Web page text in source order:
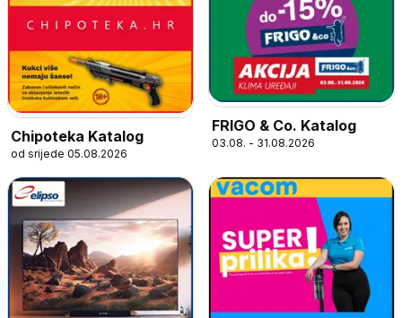
Chipoteka Katalog
od srijede 05.08.2026
FRIGO & Co. Katalog
03.08. - 31.08.2026